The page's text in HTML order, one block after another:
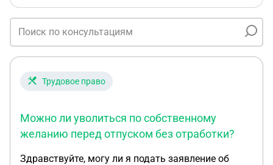
Трудовое право
Можно ли уволиться по собственному
желанию перед отпуском без отработки?
Здравствуйте, могу ли я подать заявление об